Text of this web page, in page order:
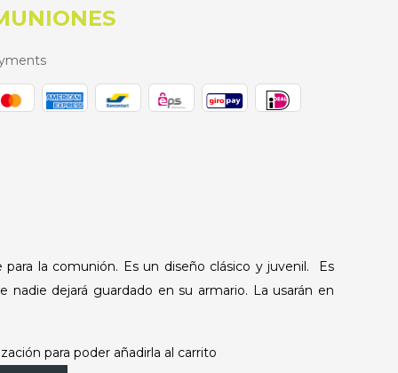
para la comunión. Es un diseño clásico y juvenil. Es
nadie dejará guardado en su armario. La usarán en
para poder añadirla al carrito